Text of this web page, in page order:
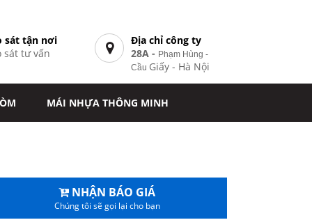
sát tận nơi
sát tư vấn
Địa chỉ công ty
28A - Phạm Hùng -
Cầu Giấy - Hà Nội
MÁI NHỰA THÔNG MINH
NHẬN BÁO GIÁ
Chúng tôi sẽ gọi lại cho bạn